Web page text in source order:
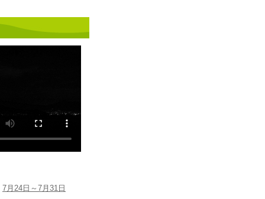
7月24日～7月31日